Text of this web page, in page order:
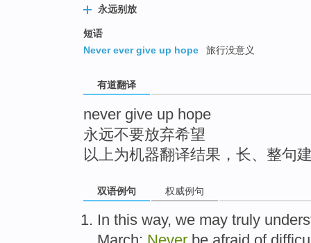
永远别放
短语
Never ever give up hope
旅行没意义
有道翻译
never give up hope
永远不要放弃希望
以上为机器翻译结果，长、整句
双语例句 权威例句
In this way, we may truly